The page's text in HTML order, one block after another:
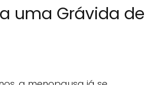
uma Grávida de